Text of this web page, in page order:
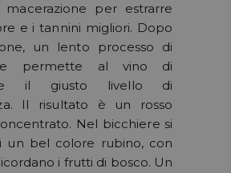
macerazione per estrarre
e i tannini migliori. Dopo
un lento processo di
permette al vino di
il giusto livello di
Il risultato è un rosso
Nel bicchiere si
un bel colore rubino, con
i frutti di bosco. Un